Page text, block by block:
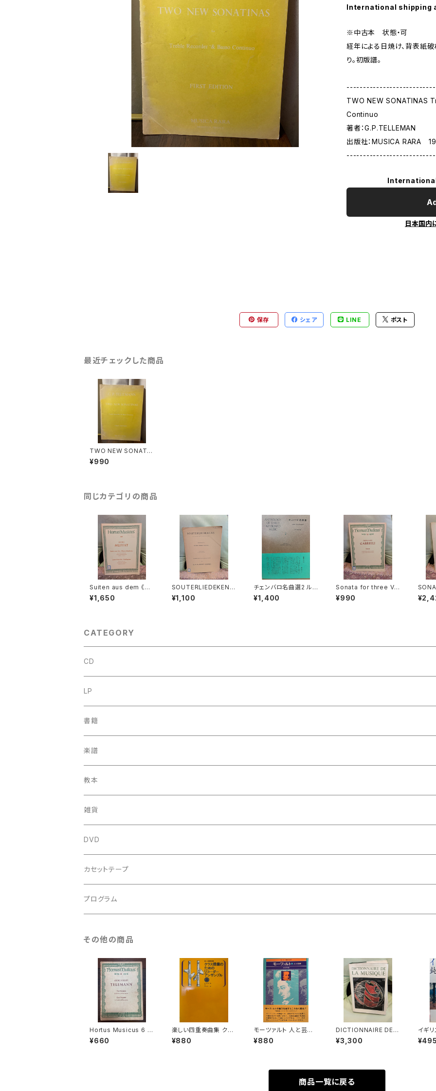
International shipping
※中古本 状態・可
経年による日焼け、背表紙
り。初版譜。
TWO NEW SONATINAS
Continuo
著者：G.P.TELLEMAN
出版社：MUSICA RARA
日本国内
保存 シェア LINE ポスト
最近チェックした商品
TWO NEW SONATIN
AS Treble Recoder
and Bass Continuo
¥990
同じカテゴリの商品
Suiten aus dem 《Bli
menbüschlein》【著
者：MUFFAT】出版社：
¥1,650
SOUTERLIEDEKENS
(Ps.Ⅰ,Ⅻ,XXXⅠ,XXX
Ⅷ,XL,XLⅡ,LⅢ,LXV)
¥1,100
チェンバロ名曲選2 ル
ネサンスからロココまで
【編集：野村満男】出版：
¥1,400
Sonata for three Vi
olins and Basso co
ntinuo【著者：GABRIE
¥990
Op.4 -
CATEGORY
CD
古楽
中古CD
鍋島元子関連CD
古楽以外
中古CD
LP
古楽
中古LP
鍋島元子関連LP
古楽以外
中古LP
書籍
古楽関係
中古本
新古本
古楽以外
中古本
中古本
楽譜
古楽関係
スコア
鍵盤用
古楽以外
スコア
教本
古楽関係
古楽以外
雑貨
トートバッグ
バロック
ルネサンス
DVD
古楽
古楽以外
カセットテープ
古楽
プログラム
古楽以外
その他の商品
Hortus Musicus 6 F
our Sonatas for Rec
order and Basso Co
¥660
楽しい四重奏曲集 クラ
ス授業のためのリコー
ダーアンサンブル 上【編
¥880
モーツァルト 人と芸術
【編集：音楽現代】出版
社：芸術現代社 昭和51
¥880
DICTIONNAIRE DE L
A MUSIQUE Ⅱ:les m
ens et leurs œuvre
年
¥3,300
イギ
【著者
NTT
¥495
商品一覧に戻る